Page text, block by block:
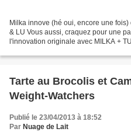
Milka innove (hé oui, encore une
& LU Vous aussi, craquez pour une
l'innovation originale avec MILKA +
Tarte au Brocolis et
Weight-Watchers
Publié le 23/04/2013 à 18:52
Par Nuage de Lait